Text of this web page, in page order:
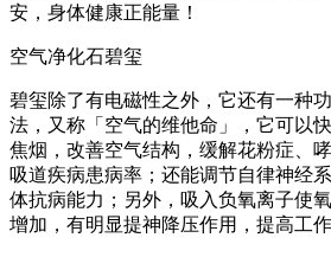
安，身体健康正能量！
空气净化石碧玺
碧玺除了有电磁性之外，它还有一种
法，又称「空气的维他命」，它可以
焦烟，改善空气结构，缓解花粉症、
吸道疾病患病率；还能调节自律神经
体抗病能力；另外，吸入负氧离子使
增加，有明显提神降压作用，提高工作